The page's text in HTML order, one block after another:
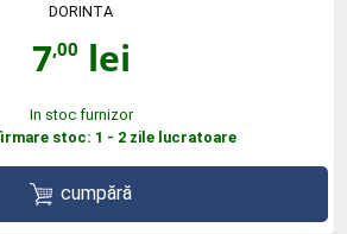
DORINTA
7,00 lei
In stoc furnizor
stoc: 1 - 2 zile lucratoare
cumpără